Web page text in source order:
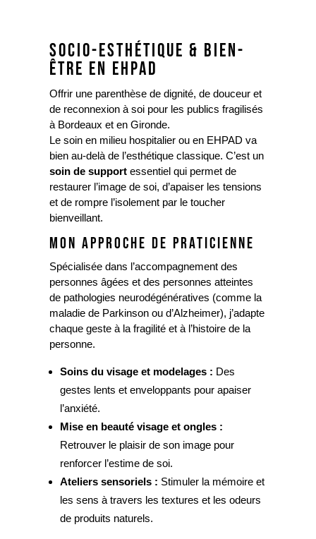
SOCIO-ESTHÉTIQUE & BIEN-
ÊTRE EN EHPAD
Offrir une parenthèse de dignité, de douceur et
de reconnexion à soi pour les publics fragilisés
à Bordeaux et en Gironde.
Le soin en milieu hospitalier ou en EHPAD va
bien au-delà de l’esthétique classique. C’est un
soin de support essentiel qui permet de
restaurer l’image de soi, d’apaiser les tensions
et de rompre l’isolement par le toucher
bienveillant.
MON APPROCHE DE PRATICIENNE
Spécialisée dans l’accompagnement des
personnes âgées et des personnes atteintes
de pathologies neurodégénératives (comme la
maladie de Parkinson ou d’Alzheimer), j’adapte
chaque geste à la fragilité et à l’histoire de la
personne.
Soins du visage et modelages : Des
gestes lents et enveloppants pour apaiser
l’anxiété.
Mise en beauté visage et ongles :
Retrouver le plaisir de son image pour
renforcer l’estime de soi.
Ateliers sensoriels : Stimuler la mémoire et
les sens à travers les textures et les odeurs
de produits naturels.